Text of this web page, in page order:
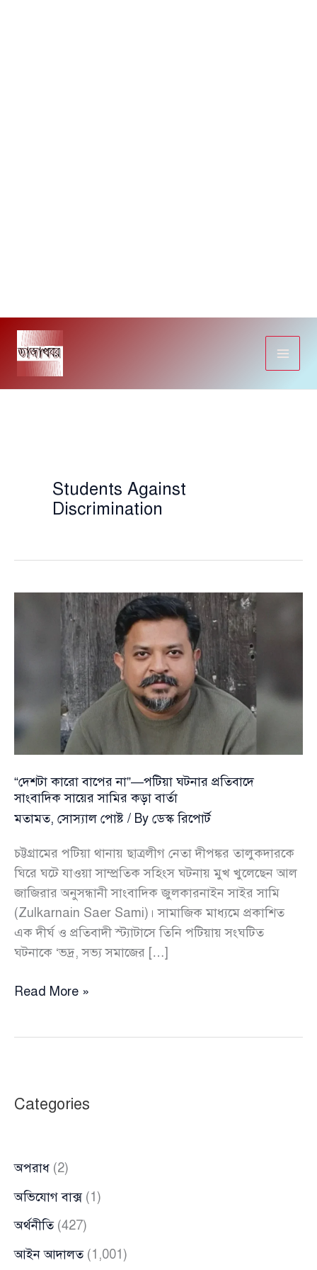
Skip
content
Students Against
Discrimination
“দেশটা কারো বাপের না”—পটিয়া ঘটনার প্রতিবাদে
সাংবাদিক সায়ের সামির কড়া বার্তা
মতামত, সোস্যাল পোষ্ট / By ডেস্ক রিপোর্ট
চট্টগ্রামের পটিয়া থানায় ছাত্রলীগ নেতা দীপঙ্কর তালুকদারকে
ঘিরে ঘটে যাওয়া সাম্প্রতিক সহিংস ঘটনায় মুখ খুলেছেন আল
জাজিরার অনুসন্ধানী সাংবাদিক জুলকারনাইন সাইর সামি
(Zulkarnain Saer Sami)। সামাজিক মাধ্যমে প্রকাশিত
এক দীর্ঘ ও প্রতিবাদী স্ট্যাটাসে তিনি পটিয়ায় সংঘটিত
ঘটনাকে ‘ভদ্র, সভ্য সমাজের […]
“দেশটা
প্রতিবাদে
সামির
কড়া
Read More »
Categories
অপরাধ (2)
অভিযোগ বাক্স(1)
অর্থনীতি(427)
আইন আদালত(1,001)